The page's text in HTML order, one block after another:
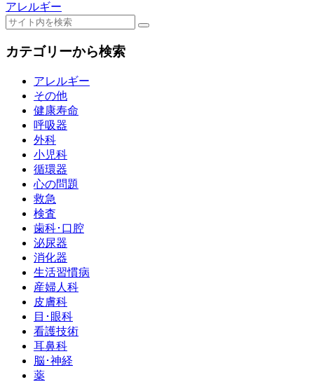
アレルギー
カテゴリーから検索
アレルギー
その他
健康寿命
呼吸器
外科
小児科
循環器
心の問題
救急
検査
歯科･口腔
泌尿器
消化器
生活習慣病
産婦人科
皮膚科
目･眼科
看護技術
耳鼻科
脳･神経
薬